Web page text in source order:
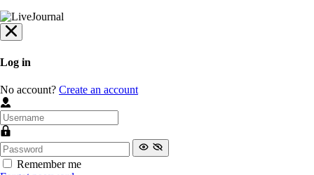
Log in
No account? Create an account
Remember me